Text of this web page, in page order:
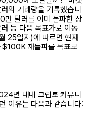
의 거래량을 기록했습니
만 달러를 이미 돌파한 상
등 다음 목표가로 이동
25일자)에 따르면 현재
재돌파를 목표로
년 내내 크립토 커뮤니
이유는 다음과 같습니다: